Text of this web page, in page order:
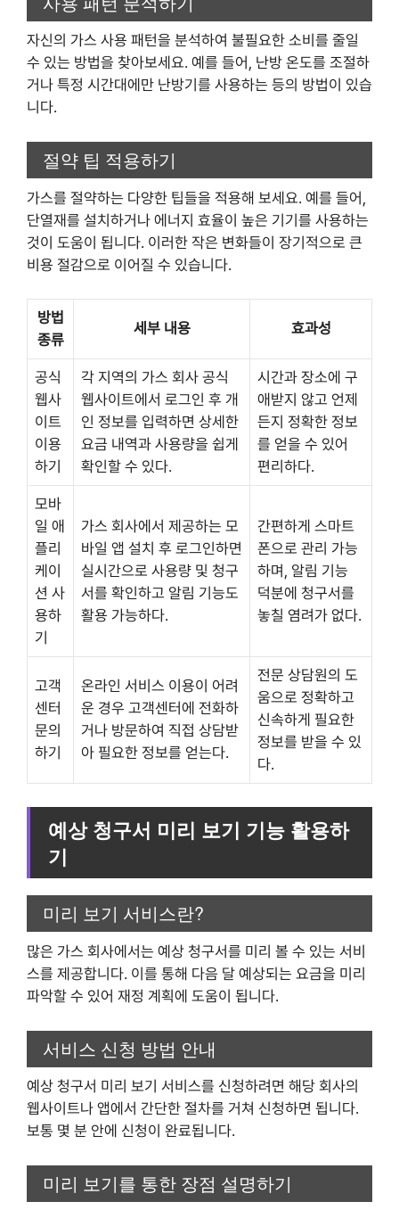
자신의 가스 사용 패턴을 분석하여 불필요한 소비를 줄일
수 있는 방법을 찾아보세요. 예를 들어, 난방 온도를 조절하
거나 특정 시간대에만 난방기를 사용하는 등의 방법이 있습
니다.
절약 팁 적용하기
가스를 절약하는 다양한 팁들을 적용해 보세요. 예를 들어,
단열재를 설치하거나 에너지 효율이 높은 기기를 사용하는
것이 도움이 됩니다. 이러한 작은 변화들이 장기적으로 큰
비용 절감으로 이어질 수 있습니다.
방법
종류
세부 내용 효과성
공식
웹사
이트
이용
하기
각 지역의 가스 회사 공식
웹사이트에서 로그인 후 개
인 정보를 입력하면 상세한
요금 내역과 사용량을 쉽게
확인할 수 있다.
시간과 장소에 구
애받지 않고 언제
든지 정확한 정보
를 얻을 수 있어
편리하다.
모바
일 애
플리
케이
션 사
용하
기
가스 회사에서 제공하는 모
바일 앱 설치 후 로그인하면
실시간으로 사용량 및 청구
서를 확인하고 알림 기능도
활용 가능하다.
간편하게 스마트
폰으로 관리 가능
하며, 알림 기능
덕분에 청구서를
놓칠 염려가 없다.
고객
센터
문의
하기
온라인 서비스 이용이 어려
운 경우 고객센터에 전화하
거나 방문하여 직접 상담받
아 필요한 정보를 얻는다.
전문 상담원의 도
움으로 정확하고
신속하게 필요한
정보를 받을 수 있
다.
예상 청구서 미리 보기 기능 활용하
기
미리 보기 서비스란?
많은 가스 회사에서는 예상 청구서를 미리 볼 수 있는 서비
스를 제공합니다. 이를 통해 다음 달 예상되는 요금을 미리
파악할 수 있어 재정 계획에 도움이 됩니다.
서비스 신청 방법 안내
예상 청구서 미리 보기 서비스를 신청하려면 해당 회사의
웹사이트나 앱에서 간단한 절차를 거쳐 신청하면 됩니다.
보통 몇 분 안에 신청이 완료됩니다.
미리 보기를 통한 장점 설명하기